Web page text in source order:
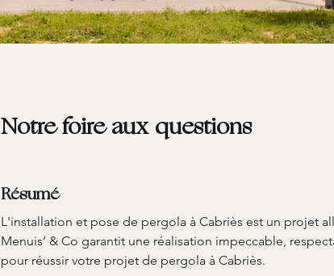
Notre foire aux questions
Résumé
L'installation et pose de pergola à Cabriès est un projet
Menuis’ & Co garantit une réalisation impeccable,
pour réussir votre projet de pergola à Cabriès.